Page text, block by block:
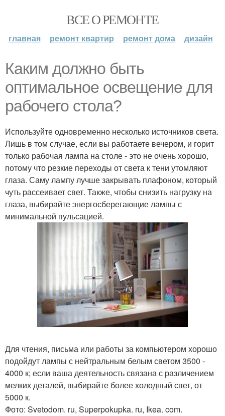
ВСЕ О РЕМОНТЕ
главная ремонт квартир ремонт дома дизайн
Каким должно быть
оптимальное освещение для
рабочего стола?
Используйте одновременно несколько источников света.
Лишь в том случае, если вы работаете вечером, и горит
только рабочая лампа на столе - это не очень хорошо,
потому что резкие переходы от света к тени утомляют
глаза. Саму лампу лучше закрывать плафоном, который
чуть рассеивает свет. Также, чтобы снизить нагрузку на
глаза, выбирайте энергосберегающие лампы с
минимальной пульсацией.
Для чтения, письма или работы за компьютером хорошо
подойдут лампы с нейтральным белым светом 3500 -
4000 к; если ваша деятельность связана с различением
мелких деталей, выбирайте более холодный свет, от
5000 к.
Фото: Svetodom. ru, Superpokupka. ru, Ikea. com.